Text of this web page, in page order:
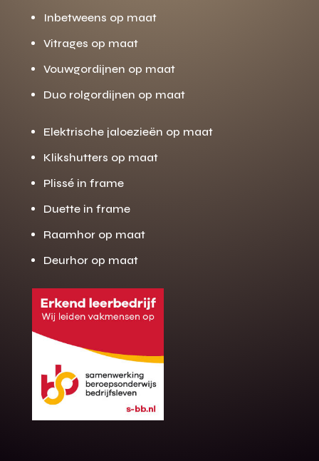
Gratis offerte
op maat?
Binnen 24 uur jouw gratis offerte
10 jaar garantie op de montage
Inbetweens op maat
Vitrages op maat
Vouwgordijnen op maat
Duo rolgordijnen op maat
Elektrische jaloezieën op maat
Klikshutters op maat
Plissé in frame
Duette in frame
Raamhor op maat
Deurhor op maat